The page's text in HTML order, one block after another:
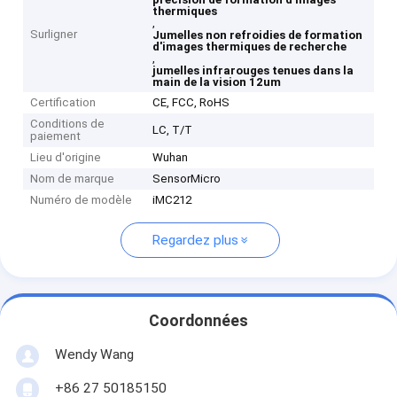
Surligner
thermiques
,
Jumelles non refroidies de formation
d'images thermiques de recherche
,
jumelles infrarouges tenues dans la
main de la vision 12um
Certification
CE, FCC, RoHS
Conditions de
paiement
LC, T/T
Lieu d'origine
Wuhan
Nom de marque
SensorMicro
Numéro de modèle
iMC212
Regardez plus
Coordonnées
Wendy Wang
+86 27 50185150